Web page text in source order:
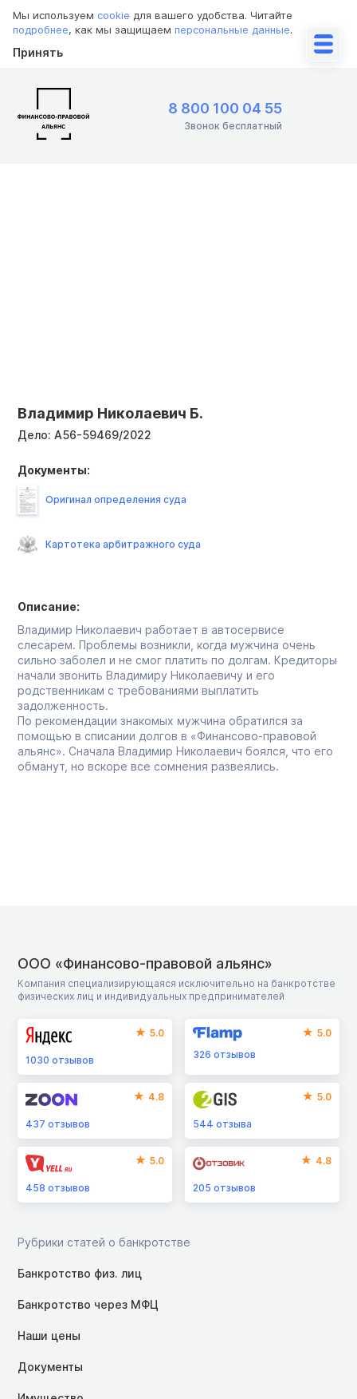
Мы используем cookie для вашего удобства. Читайте
подробнее, как мы защищаем персональные данные.
Принять
8 800 100 04 55
Звонок бесплатный
Владимир Николаевич Б.
Дело: А56-59469/2022
Описание:
Владимир Николаевич работает в автосервисе
слесарем. Проблемы возникли, когда мужчина очень
сильно заболел и не смог платить по долгам. Кредиторы
начали звонить Владимиру Николаевичу и его
родственникам с требованиями выплатить
задолженность.
По рекомендации знакомых мужчина обратился за
помощью в списании долгов в «Финансово-правовой
альянс». Сначала Владимир Николаевич боялся, что его
обманут, но вскоре все сомнения развеялись.
Документы:
Оригинал определения суда
Картотека арбитражного суда
ООО «Финансово-правовой альянс»
Компания специализирующаяся исключительно на банкротстве
физических лиц и индивидуальных предпринимателей
5.0
1030 отзывов
5.0
326отзывов
4.8
437 отзывов
5.0
544отзыва
5.0
458 отзывов
4.8
205отзывов
Рубрики статей о банкротстве
Банкротство физ. лиц
Банкротство через МФЦ
Наши цены
Документы